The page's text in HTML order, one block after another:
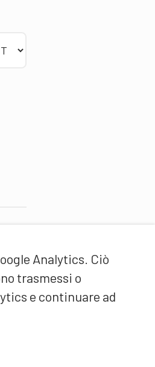
Analytics. Ciò
trasmessi o
e continuare ad